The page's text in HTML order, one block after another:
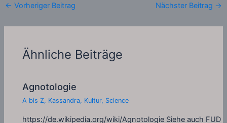
← Vorheriger Beitrag Nächster Beitrag →
Ähnliche Beiträge
Agnotologie
A bis Z, Kassandra, Kultur, Science
https://de.wikipedia.org/wiki/Agnotologie Siehe auch FUD